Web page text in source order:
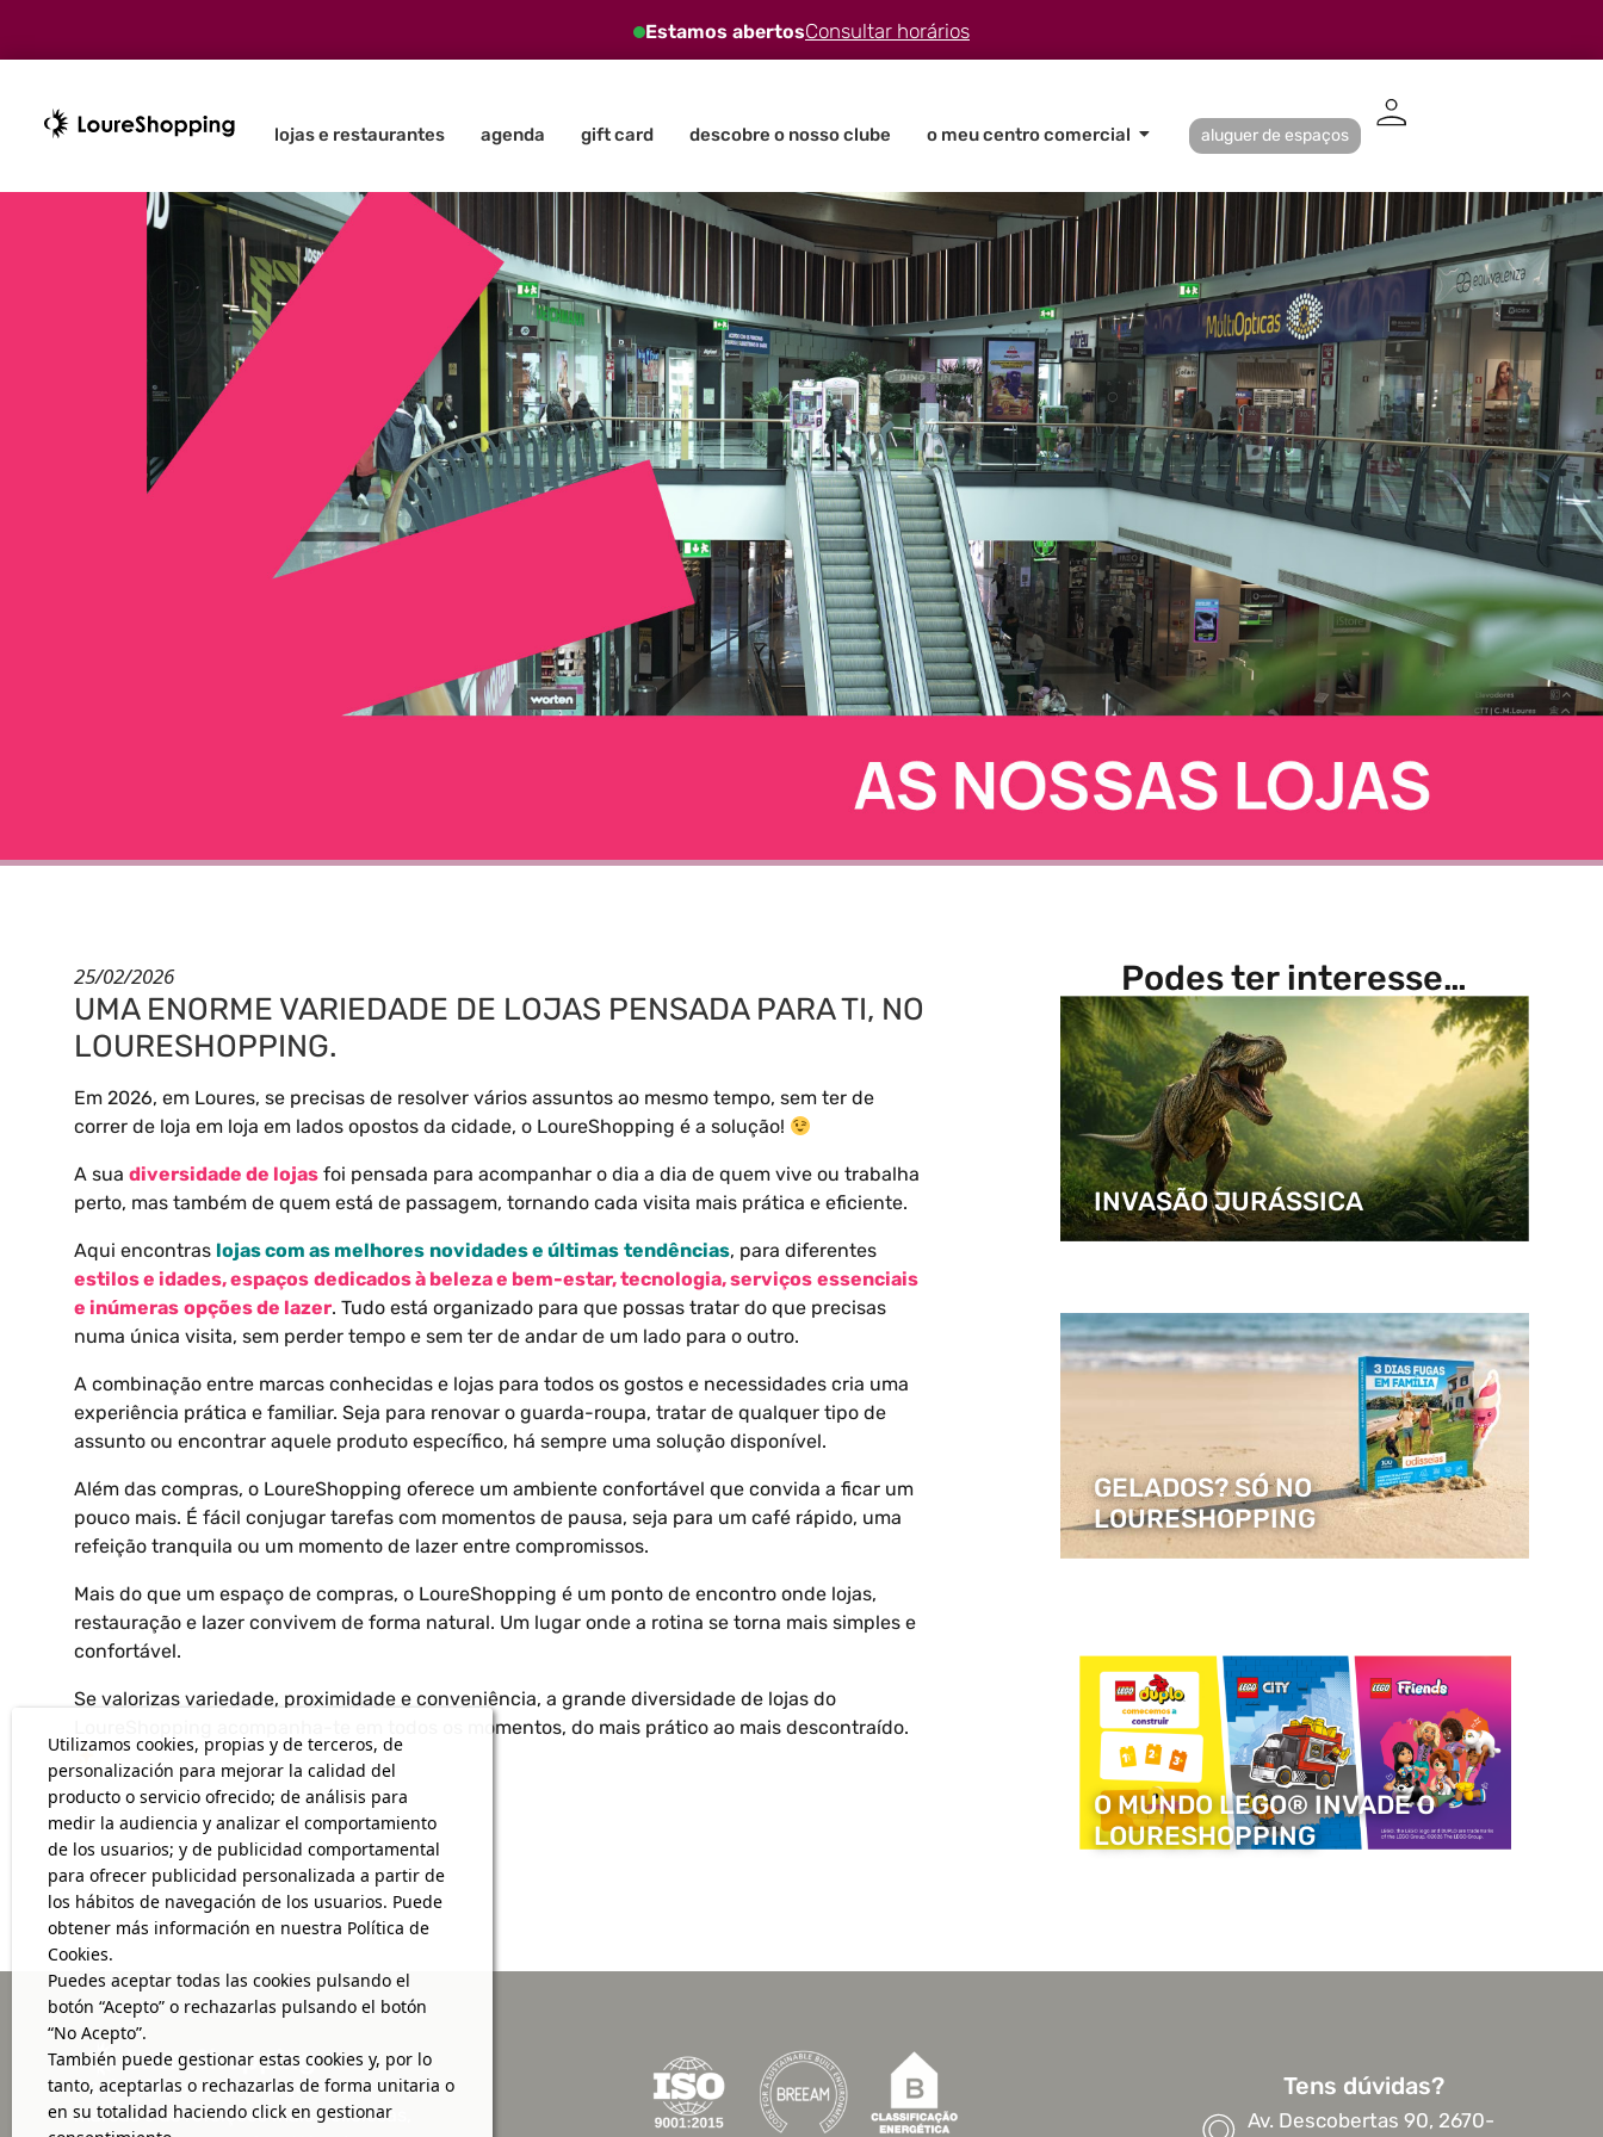
Estamos abertosConsultar horários
lojas e restaurantes agenda gift card descobre o nosso clube o meu centro comercial aluguer de espaços
25/02/2026
UMA ENORME VARIEDADE DE LOJAS PENSADA PARA TI, NO
LOURESHOPPING.
Em 2026, em Loures, se precisas de resolver vários assuntos ao mesmo tempo, sem ter de
correr de loja em loja em lados opostos da cidade, o LoureShopping é a solução!
A sua diversidade de lojas foi pensada para acompanhar o dia a dia de quem vive ou trabalha
perto, mas também de quem está de passagem, tornando cada visita mais prática e eficiente.
Aqui encontras lojascom as melhores novidadese últimas tendências, para diferentes
estilose idades,espaços dedicadosà belezae bem-estar,tecnologia,serviços essenciais
e inúmeras opçõesde lazer. Tudo está organizado para que possas tratar do que precisas
numa única visita, sem perder tempo e sem ter de andar de um lado para o outro.
A combinação entre marcas conhecidas e lojas para todos os gostos e necessidades cria uma
experiência prática e familiar. Seja para renovar o guarda-roupa, tratar de qualquer tipo de
assunto ou encontrar aquele produto específico, há sempre uma solução disponível.
Além das compras, o LoureShopping oferece um ambiente confortável que convida a ficar um
pouco mais. É fácil conjugar tarefas com momentos de pausa, seja para um café rápido, uma
refeição tranquila ou um momento de lazer entre compromissos.
Mais do que um espaço de compras, o LoureShopping é um ponto de encontro onde lojas,
restauração e lazer convivem de forma natural. Um lugar onde a rotina se torna mais simples e
confortável.
Se valorizas variedade, proximidade e conveniência, a grande diversidade de lojas do
LoureShopping acompanha-te em todos os momentos, do mais prático ao mais descontraído.
Podes ter interesse…
INVASÃO JURÁSSICA
GELADOS? SÓ NO
LOURESHOPPING
O MUNDO LEGO® INVADE O
LOURESHOPPING
Aqui, vais encontrar as grandes
marcas e as refeições mais deliciosas,
Tens dúvidas?
Av. Descobertas 90, 2670-
Utilizamos cookies, propias y de terceros, de
personalización para mejorar la calidad del
producto o servicio ofrecido; de análisis para
medir la audiencia y analizar el comportamiento
de los usuarios; y de publicidad comportamental
para ofrecer publicidad personalizada a partir de
los hábitos de navegación de los usuarios. Puede
obtener más información en nuestra Política de
Cookies.
Puedes aceptar todas las cookies pulsando el
botón “Acepto” o rechazarlas pulsando el botón
“No Acepto”.
También puede gestionar estas cookies y, por lo
tanto, aceptarlas o rechazarlas de forma unitaria o
en su totalidad haciendo click en gestionar